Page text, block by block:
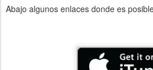
Abajo algunos enlaces donde es